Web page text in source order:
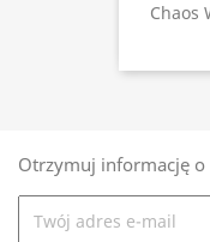
Chaos
Otrzymuj informację o